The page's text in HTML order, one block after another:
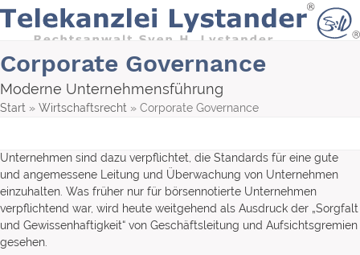
Skip
content
Corporate Governance
Moderne Unternehmensführung
Start » Wirtschaftsrecht » Corporate Governance
Unternehmen sind dazu verpflichtet, die Standards für eine gute
und angemessene Leitung und Überwachung von Unternehmen
einzuhalten. Was früher nur für börsennotierte Unternehmen
verpflichtend war, wird heute weitgehend als Ausdruck der „Sorgfalt
und Gewissenhaftigkeit“ von Geschäftsleitung und Aufsichtsgremien
gesehen.